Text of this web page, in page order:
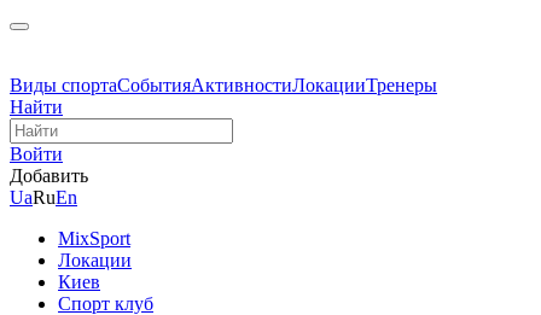
Виды спортаСобытияАктивностиЛокацииТренеры
Найти
Войти
Добавить
UaRuEn
MixSport
Локации
Киев
Спорт клуб